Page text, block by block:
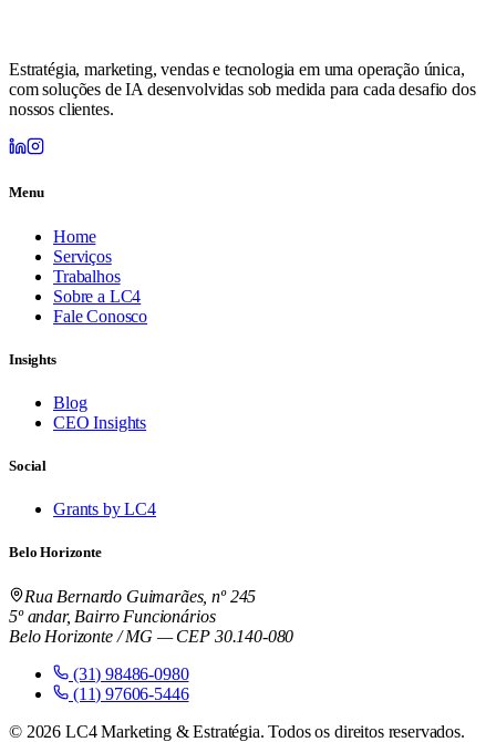
Estratégia, marketing, vendas e tecnologia em uma operação única,
com soluções de IA desenvolvidas sob medida para cada desafio dos
nossos clientes.
Menu
Home
Serviços
Trabalhos
Sobre a LC4
Fale Conosco
Insights
Blog
CEO Insights
Social
Grants by LC4
Belo Horizonte
Rua Bernardo Guimarães, nº 245
5º andar, Bairro Funcionários
Belo Horizonte / MG — CEP 30.140-080
(31) 98486-0980
(11) 97606-5446
© 2026 LC4 Marketing & Estratégia. Todos os direitos reservados.